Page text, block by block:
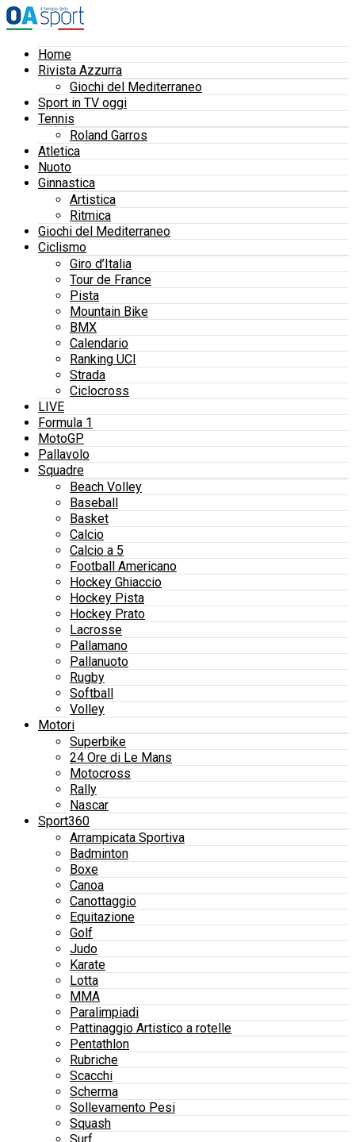
Home
Rivista Azzurra
Giochi del Mediterraneo
Sport in TV oggi
Tennis
Roland Garros
Atletica
Nuoto
Ginnastica
Artistica
Ritmica
Giochi del Mediterraneo
Ciclismo
Giro d’Italia
Tour de France
Pista
Mountain Bike
BMX
Calendario
Ranking UCI
Strada
Ciclocross
LIVE
Formula 1
MotoGP
Pallavolo
Squadre
Beach Volley
Baseball
Basket
Calcio
Calcio a 5
Football Americano
Hockey Ghiaccio
Hockey Pista
Hockey Prato
Lacrosse
Pallamano
Pallanuoto
Rugby
Softball
Volley
Motori
Superbike
24 Ore di Le Mans
Motocross
Rally
Nascar
Sport360
Arrampicata Sportiva
Badminton
Boxe
Canoa
Canottaggio
Equitazione
Golf
Judo
Karate
Lotta
MMA
Paralimpiadi
Pattinaggio Artistico a rotelle
Pentathlon
Rubriche
Scacchi
Scherma
Sollevamento Pesi
Squash